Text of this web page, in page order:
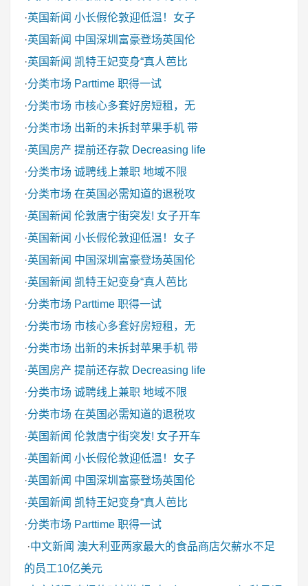
·英国新闻 小长假伦敦迎低温！女子
·英国新闻 中国深圳富豪登场英国伦
·英国新闻 凯特王妃变身“真人芭比
·分类市场 Parttime 职得一试
·分类市场 市核心多套好房短租，无
·分类市场 出新的未拆封苹果手机 带
·英国房产 提前还存款 Decreasing life
·分类市场 诚聘线上兼职 地域不限
·分类市场 在英国必需知道的退税攻
·英国新闻 伦敦唐宁街突发! 女子开车
·英国新闻 小长假伦敦迎低温！女子
·英国新闻 中国深圳富豪登场英国伦
·英国新闻 凯特王妃变身“真人芭比
·分类市场 Parttime 职得一试
·分类市场 市核心多套好房短租，无
·分类市场 出新的未拆封苹果手机 带
·英国房产 提前还存款 Decreasing life
·分类市场 诚聘线上兼职 地域不限
·分类市场 在英国必需知道的退税攻
·英国新闻 伦敦唐宁街突发! 女子开车
·英国新闻 小长假伦敦迎低温！女子
·英国新闻 中国深圳富豪登场英国伦
·英国新闻 凯特王妃变身“真人芭比
·分类市场 Parttime 职得一试
·中文新闻 澳大利亚两家最大的食品商店欠薪水不足
的员工10亿美元